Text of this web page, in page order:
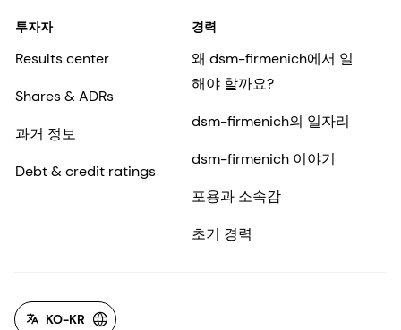
투자자
Results center
Shares & ADRs
과거 정보
Debt & credit ratings
경력
왜 dsm-firmenich에서 일
해야 할까요?
dsm-firmenich의 일자리
dsm-firmenich 이야기
포용과 소속감
초기 경력
KO-KR